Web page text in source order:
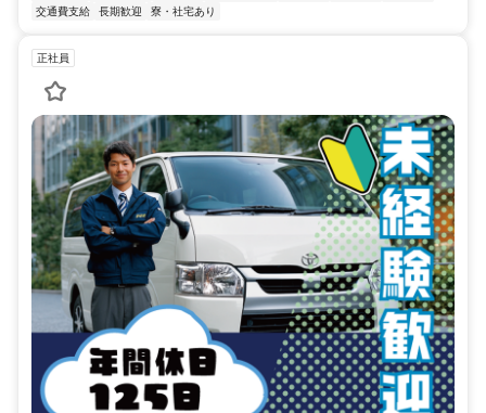
交通費支給
長期歓迎 寮・社宅あり
正社員